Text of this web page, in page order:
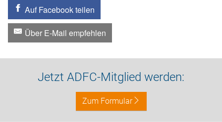
Auf Facebook teilen
Über E-Mail empfehlen
Jetzt ADFC-Mitglied werden:
Zum Formular